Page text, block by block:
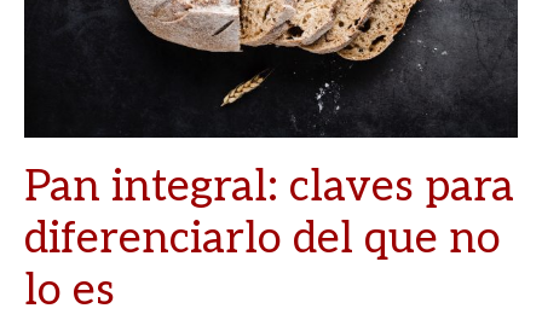
Pan integral: claves para
diferenciarlo del que no
lo es